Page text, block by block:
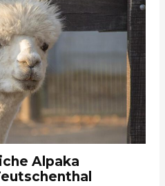
Alpaka